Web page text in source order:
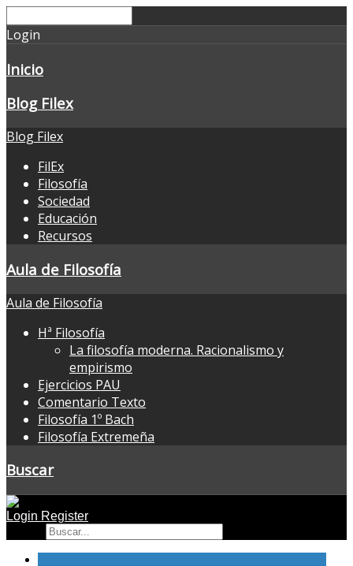
Login
Inicio
Blog Filex
Blog Filex
FilEx
Filosofía
Sociedad
Educación
Recursos
Aula de Filosofía
Aula de Filosofía
Hª Filosofía
La filosofía moderna. Racionalismo y
empirismo
Ejercicios PAU
Comentario Texto
Filosofía 1º Bach
Filosofía Extremeña
Buscar
Login Register